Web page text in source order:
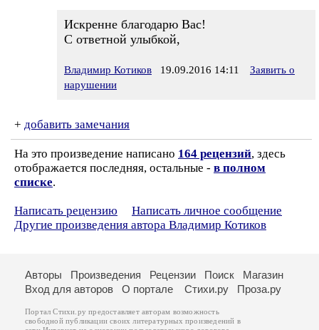
Искренне благодарю Вас!
С ответной улыбкой,
Владимир Котиков 19.09.2016 14:11
Заявить о
нарушении
+ добавить замечания
На это произведение написано 164 рецензий, здесь
отображается последняя, остальные - в полном
списке.
Написать рецензию
Написать личное сообщение
Другие произведения автора Владимир Котиков
Авторы Произведения Рецензии Поиск
Магазин
Вход для авторов
О портале Стихи.ру Проза.ру
Портал Стихи.ру предоставляет авторам возможность
свободной публикации своих литературных произведений в